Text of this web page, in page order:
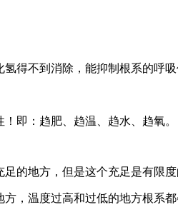
不到消除，能抑制根系的呼吸
：趋肥、趋温、趋水、趋氧。
地方，但是这个充足是有限度
温度过高和过低的地方根系都